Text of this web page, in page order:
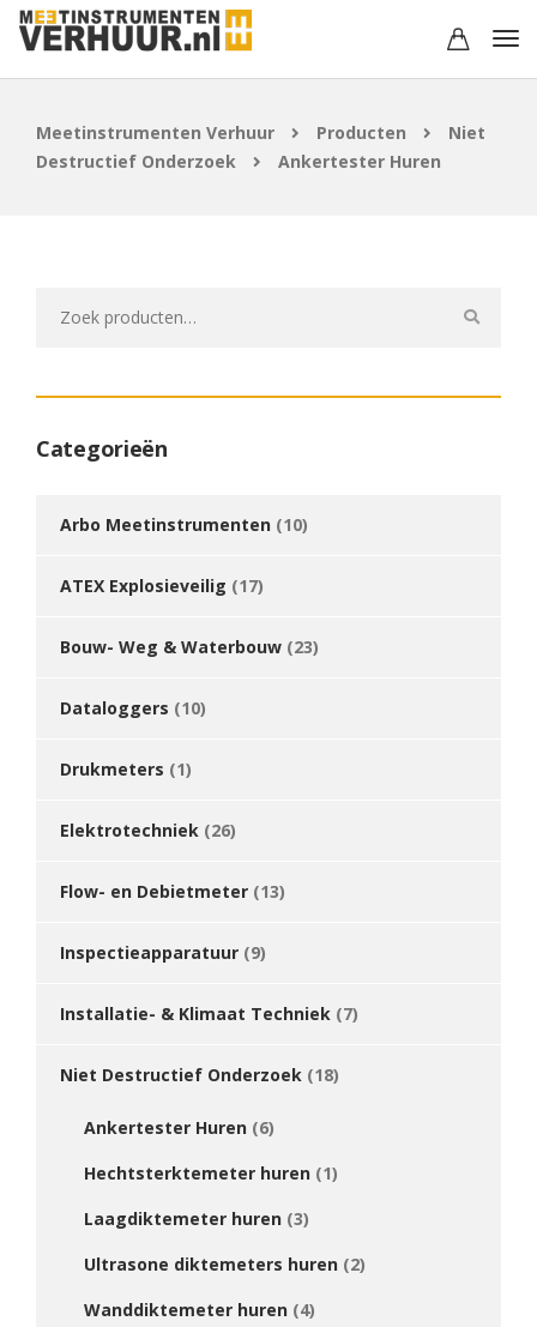
Meetinstrumenten Verhuur Producten
Niet
Destructief Onderzoek
Ankertester Huren
naar:
Categorieën
Arbo Meetinstrumenten (10)
ATEX Explosieveilig (17)
Bouw- Weg & Waterbouw (23)
Dataloggers (10)
Drukmeters (1)
Elektrotechniek (26)
Flow- en Debietmeter (13)
Inspectieapparatuur (9)
Installatie- & Klimaat Techniek (7)
Niet Destructief Onderzoek (18)
Ankertester Huren (6)
Hechtsterktemeter huren (1)
Laagdiktemeter huren (3)
Ultrasone diktemeters huren (2)
Wanddiktemeter huren (4)